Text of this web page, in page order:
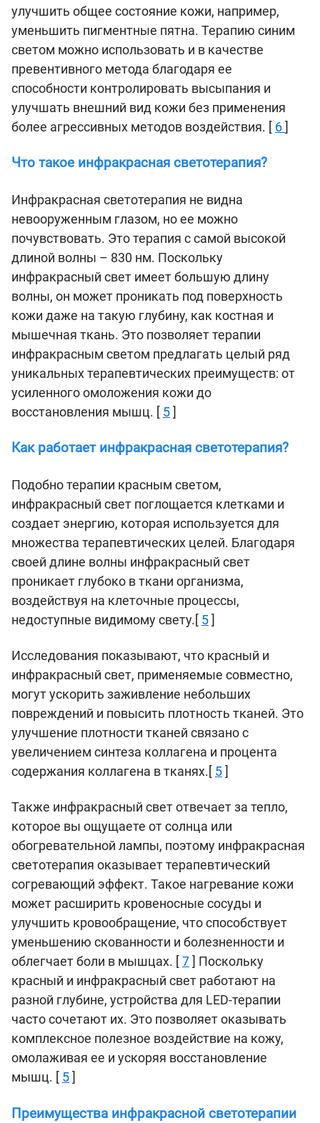
улучшить общее состояние кожи, например,
уменьшить пигментные пятна. Терапию синим
светом можно использовать и в качестве
превентивного метода благодаря ее
способности контролировать высыпания и
улучшать внешний вид кожи без применения
более агрессивных методов воздействия. [ 6]
Что такое инфракрасная светотерапия?
Инфракрасная светотерапия не видна
невооруженным глазом, но ее можно
почувствовать. Это терапия с самой высокой
длиной волны – 830 нм. Поскольку
инфракрасный свет имеет большую длину
волны, он может проникать под поверхность
кожи даже на такую ​​глубину, как костная и
мышечная ткань. Это позволяет терапии
инфракрасным светом предлагать целый ряд
уникальных терапевтических преимуществ: от
усиленного омоложения кожи до
восстановления мышц. [ 5]
Как работает инфракрасная светотерапия?
Подобно терапии красным светом,
инфракрасный свет поглощается клетками и
создает энергию, которая используется для
множества терапевтических целей. Благодаря
своей длине волны инфракрасный свет
проникает глубоко в ткани организма,
воздействуя на клеточные процессы,
недоступные видимому свету.[ 5]
Исследования показывают, что красный и
инфракрасный свет, применяемые совместно,
могут ускорить заживление небольших
повреждений и повысить плотность тканей. Это
улучшение плотности тканей связано с
увеличением синтеза коллагена и процента
содержания коллагена в тканях.[ 5]
Также инфракрасный свет отвечает за тепло,
которое вы ощущаете от солнца или
обогревательной лампы, поэтому инфракрасная
светотерапия оказывает терапевтический
согревающий эффект. Такое нагревание кожи
может расширить кровеносные сосуды и
улучшить кровообращение, что способствует
уменьшению скованности и болезненности и
облегчает боли в мышцах. [7] Поскольку
красный и инфракрасный свет работают на
разной глубине, устройства для LED-терапии
часто сочетают их. Это позволяет оказывать
комплексное полезное воздействие на кожу,
омолаживая ее и ускоряя восстановление
мышц. [ 5]
Преимущества инфракрасной светотерапии